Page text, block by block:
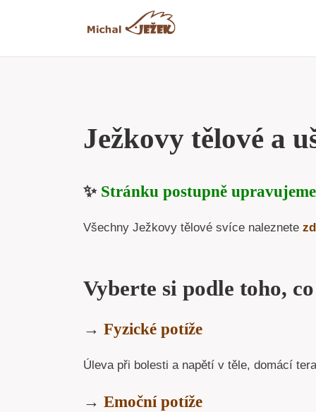
Ježkovy tělové a
✨ Stránku postupně
Všechny Ježkovy tělové svíce naleznete
Vyberte si podle toho,
→ Fyzické potíže
Úleva při bolesti a napětí v těle, domácí
→ Emoční potíže